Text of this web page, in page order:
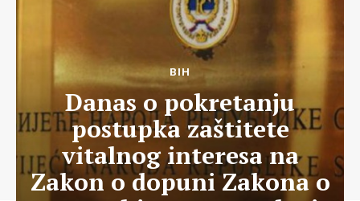
BIH
Danas o pokretanju
postupka zaštitete
vitalnog interesa na
Zakon o dopuni Zakona o